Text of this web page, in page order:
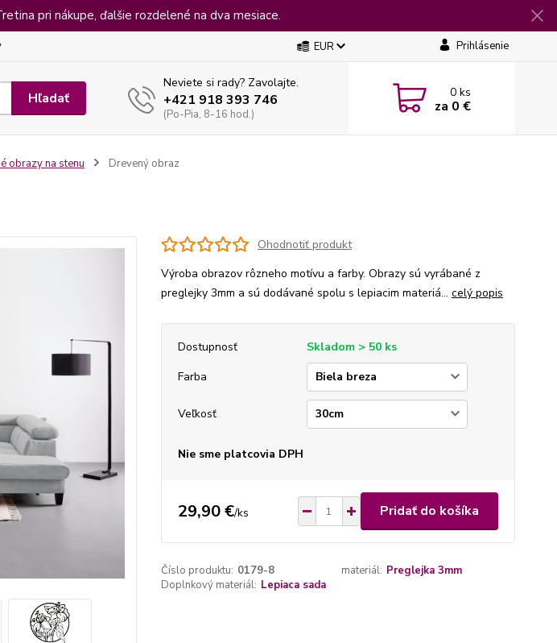
pri nákupe, ďalšie rozdelené na dva mesiace.
EUR Prihlásenie
Hľadať
Neviete si rady? Zavolajte.
+421 918 393 746
(Po-Pia, 8-16 hod.)
0ks
za 0 €
obrazy na stenu Drevený obraz
Ohodnotiť produkt
Výroba obrazov rôzneho motívu a farby. Obrazy sú vyrábané z
preglejky 3mm a sú dodávané spolu s lepiacim materiá... celý popis
Dostupnosť
Skladom > 50 ks
Farba
Veľkosť
Nie sme platcovia DPH
29,90 €/ks Pridať do košíka
Číslo produktu: 0179-8 materiál: Preglejka 3mm
Doplnkový materiál: Lepiaca sada